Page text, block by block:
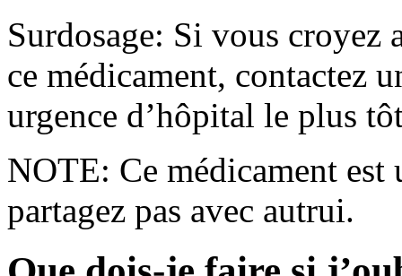
Surdosage: Si vous croyez
ce médicament, contactez
urgence d’hôpital le plus
NOTE: Ce médicament
partagez pas avec autrui.